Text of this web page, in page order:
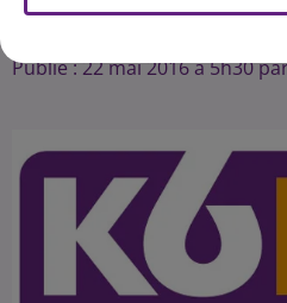
Publié : 22 mai 2016 à 5h30